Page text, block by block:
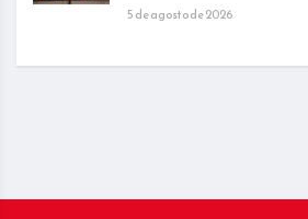
5 de agosto de 2026